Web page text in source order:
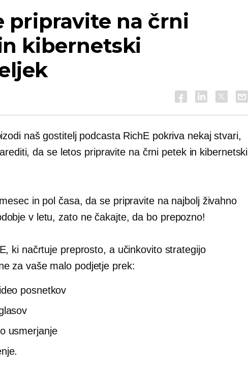
pripravite na črni
kibernetski
naš gostitelj podcasta RichE pokriva nekaj stvari,
da se letos pripravite na črni petek in kibernetski
in pol časa, da se pripravite na najbolj živahno
v letu, zato ne čakajte, da bo prepozno!
ki načrtuje preprosto, a učinkovito strategijo
za vaše malo podjetje prek:
posnetkov
usmerjanje